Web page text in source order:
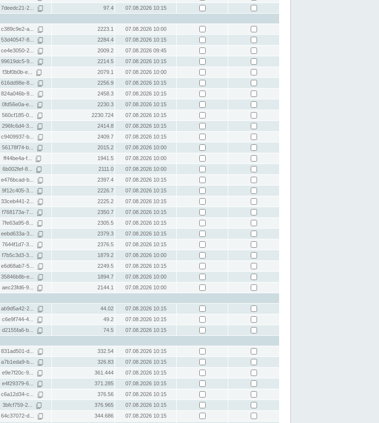
7deedc21-2... 97.4
07.08.2026 10:15
c389c9e2-a... 2223.1
07.08.2026 10:00
53d40547-8... 2284.4
07.08.2026 10:15
ce4e3050-2... 2009.2
07.08.2026 09:45
99619dc5-9... 2214.5
07.08.2026 10:15
f3bf0b0b-e... 2079.1
07.08.2026 10:00
616dd98e-8... 2256.9
07.08.2026 10:15
824a046b-9... 2458.3
07.08.2026 10:15
0fd56e0a-e... 2230.3
07.08.2026 10:15
560cf185-0... 2230.724
07.08.2026 10:15
296fc6d4-3... 2414.8
07.08.2026 10:15
c9409937-b... 2409.7
07.08.2026 10:15
56178f74-b... 2015.2
07.08.2026 10:00
ff44be4a-f... 1941.5
07.08.2026 10:00
6b002fef-8... 2111.0
07.08.2026 10:00
e476bcad-b... 2397.4
07.08.2026 10:15
9f12c405-3... 2226.7
07.08.2026 10:15
33ceb441-2... 2225.2
07.08.2026 10:15
f768173a-7... 2350.7
07.08.2026 10:15
7fe63a95-8... 2305.5
07.08.2026 10:15
eebd633a-3... 2379.3
07.08.2026 10:15
7644f1d7-3... 2376.5
07.08.2026 10:15
f7b5c3d3-3... 1879.2
07.08.2026 10:00
e6d68ab7-5... 2249.5
07.08.2026 10:15
35846b8b-e... 1894.7
07.08.2026 10:00
aec23fd6-9... 2144.1
07.08.2026 10:00
ab9d5a42-2... 44.02
07.08.2026 10:15
c6e9f744-4... 49.2
07.08.2026 10:15
d2155fa6-b... 74.5
07.08.2026 10:15
831ad501-d... 332.54
07.08.2026 10:15
a7b1eda9-b... 326.83
07.08.2026 10:15
e9e7f20c-9... 361.444
07.08.2026 10:15
e4f29379-6... 371.285
07.08.2026 10:15
c6a12d34-c... 376.56
07.08.2026 10:15
3bfcf759-2... 376.965
07.08.2026 10:15
64c37072-d... 344.686
07.08.2026 10:15